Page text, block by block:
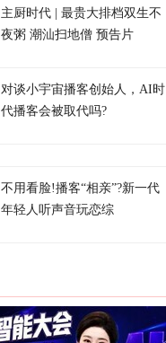
主厨时代 | 最贵大排档双生不
夜粥 潮汕扫地僧 预告片
对谈小宇宙播客创始人，AI时
代播客会被取代吗?
不用看脸!播客“相亲”?新一代
年轻人听声音玩恋综